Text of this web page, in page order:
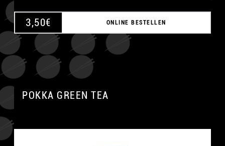
3,50€ ONLINE BESTELLEN
POKKA GREEN TEA